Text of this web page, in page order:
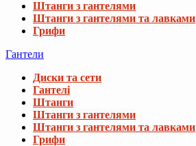
Штанги з гантелями
Штанги з гантелями та лавками
Грифи
Гантели
Диски та сети
Гантелі
Штанги
Штанги з гантелями
Штанги з гантелями та лавками
Грифи